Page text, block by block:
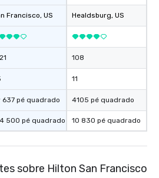
Francisco, US
637 pé quadrado
500 pé quadrado
Healdsburg, US
108
11
4105 pé quadrado
10 830 pé quadrado
sobre Hilton San Francisco